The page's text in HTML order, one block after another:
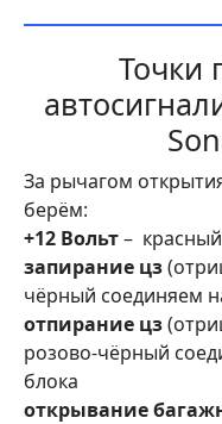
Точки
За рычагом
берём:
+12 Вольт–
запирание цз
чёрный соединяем
отпирание цз
розово-чёрный
блока
открывание